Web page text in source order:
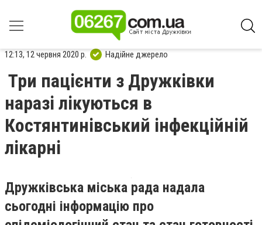
12:13, 12 червня 2020 р. Надійне джерело
Три пацієнти з Дружківки
наразі лікуються в
Костянтинівський інфекційній
лікарні
Дружківська міська рада надала
сьогодні інформацію про